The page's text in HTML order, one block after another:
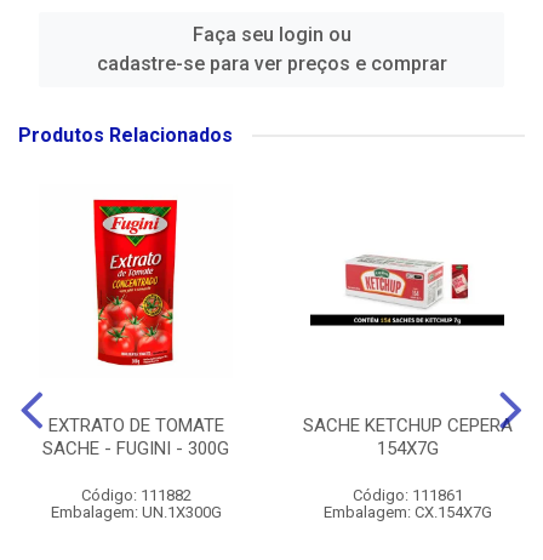
Faça seu login ou
cadastre-se para ver preços e comprar
Produtos Relacionados
EXTRATO DE TOMATE
SACHE - FUGINI - 300G
Código: 111882
Embalagem: UN.1X300G
SACHE KETCHUP CEPERA
154X7G
Código: 111861
Embalagem: CX.154X7G